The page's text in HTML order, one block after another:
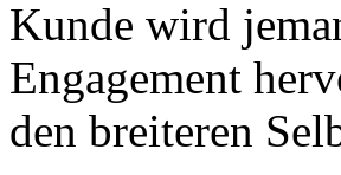
Kunde wird
Engagement
den breiteren